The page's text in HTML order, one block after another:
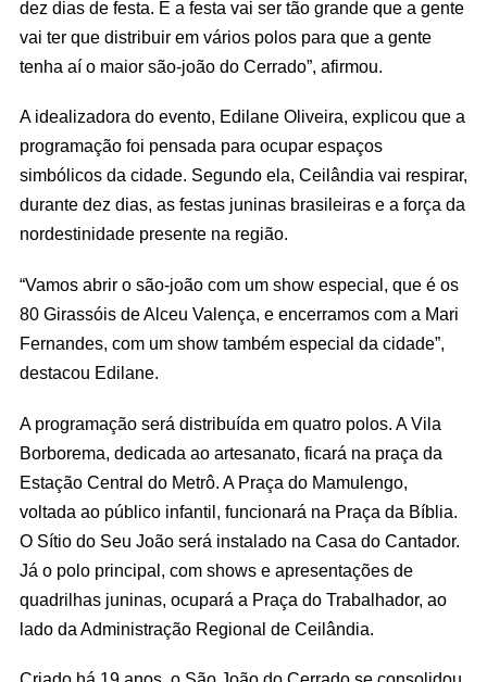
dez dias de festa. E a festa vai ser tão grande que a gente
vai ter que distribuir em vários polos para que a gente
tenha aí o maior são-joão do Cerrado”, afirmou.
A idealizadora do evento, Edilane Oliveira, explicou que a
programação foi pensada para ocupar espaços
simbólicos da cidade. Segundo ela, Ceilândia vai respirar,
durante dez dias, as festas juninas brasileiras e a força da
nordestinidade presente na região.
“Vamos abrir o são-joão com um show especial, que é os
80 Girassóis de Alceu Valença, e encerramos com a Mari
Fernandes, com um show também especial da cidade”,
destacou Edilane.
A programação será distribuída em quatro polos. A Vila
Borborema, dedicada ao artesanato, ficará na praça da
Estação Central do Metrô. A Praça do Mamulengo,
voltada ao público infantil, funcionará na Praça da Bíblia.
O Sítio do Seu João será instalado na Casa do Cantador.
Já o polo principal, com shows e apresentações de
quadrilhas juninas, ocupará a Praça do Trabalhador, ao
lado da Administração Regional de Ceilândia.